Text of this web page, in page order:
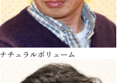
ナチュラルボリューム